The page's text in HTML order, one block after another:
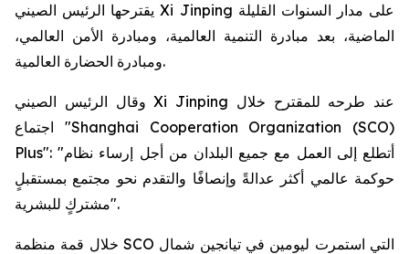
يقترحها الرئيس الصيني Xi Jinping على مدار السنوات القليلة
الماضية، بعد مبادرة التنمية العالمية، ومبادرة الأمن العالمي،
ومبادرة الحضارة العالمية.
وقال الرئيس الصيني Xi Jinping عند طرحه للمقترح خلال
اجتماع "Shanghai Cooperation Organization (SCO)
Plus": "أتطلع إلى العمل مع جميع البلدان من أجل إرساء نظام
حوكمة عالمي أكثر عدالةً وإنصافًا والتقدم نحو مجتمع بمستقبلٍ
مشتركٍ للبشرية".
خلال قمة منظمة SCO التي استمرت ليومين في تيانجين شمال